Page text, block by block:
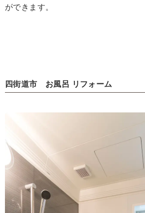
ができます。
四街道市 お風呂 リフォーム